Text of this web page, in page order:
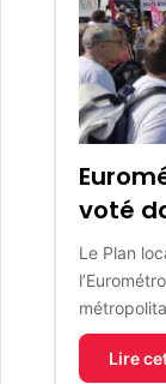
voté
Le Plan
Lire